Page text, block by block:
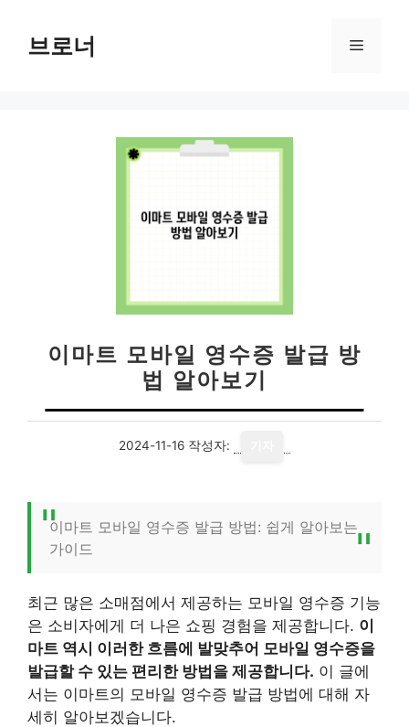
브로너 메
이마트 모바일 영수증 발급 방
법 알아보기
2024-11-16 작성자:
이마트 모바일 영수증 발급 방법: 쉽게 알아보는
가이드
최근 많은 소매점에서 제공하는 모바일 영수증 기능
은 소비자에게 더 나은 쇼핑 경험을 제공합니다. 이
마트 역시 이러한 흐름에 발맞추어 모바일 영수증을
발급할 수 있는 편리한 방법을 제공합니다. 이 글에
서는 이마트의 모바일 영수증 발급 방법에 대해 자
세히 알아보겠습니다.